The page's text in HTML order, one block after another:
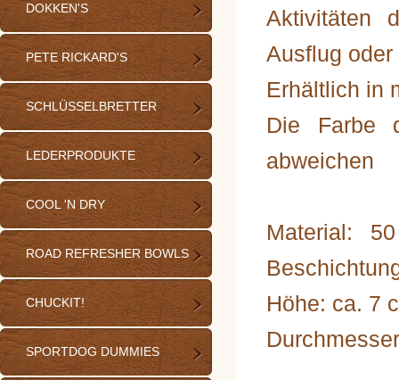
DOKKEN'S
PETE RICKARD'S
SCHLÜSSELBRETTER
LEDERPRODUKTE
COOL 'N DRY
ROAD REFRESHER BOWLS
CHUCKIT!
SPORTDOG DUMMIES
Aktivitäten
Ausflug
Erhältlich in
Die Farbe
abweichen
Material:
Höhe: ca. 7